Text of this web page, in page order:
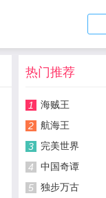
热门推荐
1
海贼王
2
航海王
3
完美世界
4
中国奇谭
5
独步万古